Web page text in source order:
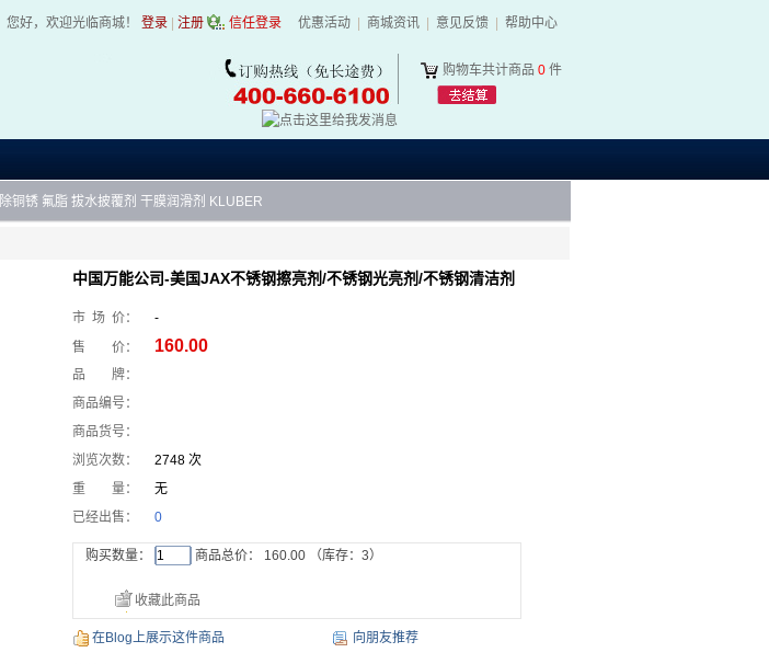
您好，欢迎光临商城！ 登录 注册 信任登录 优惠活动 商城资讯 意见反馈 帮助中心
购物车共计商品 0 件
除铜锈 氟脂 拔水披覆剂 干膜润滑剂 KLUBER
中国万能公司-美国JAX不锈钢擦亮剂/不锈钢光亮剂/不锈钢清洁剂
市 场 价：
-
售 价：
160.00
品 牌：
商品编号：
商品货号：
浏览次数：
2748 次
重 量：
无
已经出售：
0
购买数量： 商品总价： 160.00 （库存： 3）
收藏此商品
在Blog上展示这件商品 向朋友推荐